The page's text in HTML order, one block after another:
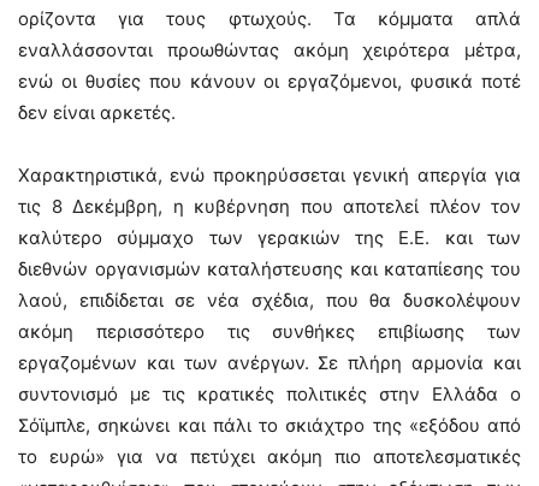
ορίζοντα για τους φτωχούς. Τα κόμματα απλά
εναλλάσσονται προωθώντας ακόμη χειρότερα μέτρα,
ενώ οι θυσίες που κάνουν οι εργαζόμενοι, φυσικά ποτέ
δεν είναι αρκετές.
Χαρακτηριστικά, ενώ προκηρύσσεται γενική απεργία για
τις 8 Δεκέμβρη, η κυβέρνηση που αποτελεί πλέον τον
καλύτερο σύμμαχο των γερακιών της Ε.Ε. και των
διεθνών οργανισμών καταλήστευσης και καταπίεσης του
λαού, επιδίδεται σε νέα σχέδια, που θα δυσκολέψουν
ακόμη περισσότερο τις συνθήκες επιβίωσης των
εργαζομένων και των ανέργων. Σε πλήρη αρμονία και
συντονισμό με τις κρατικές πολιτικές στην Ελλάδα ο
Σόϊμπλε, σηκώνει και πάλι το σκιάχτρο της «εξόδου από
το ευρώ» για να πετύχει ακόμη πιο αποτελεσματικές